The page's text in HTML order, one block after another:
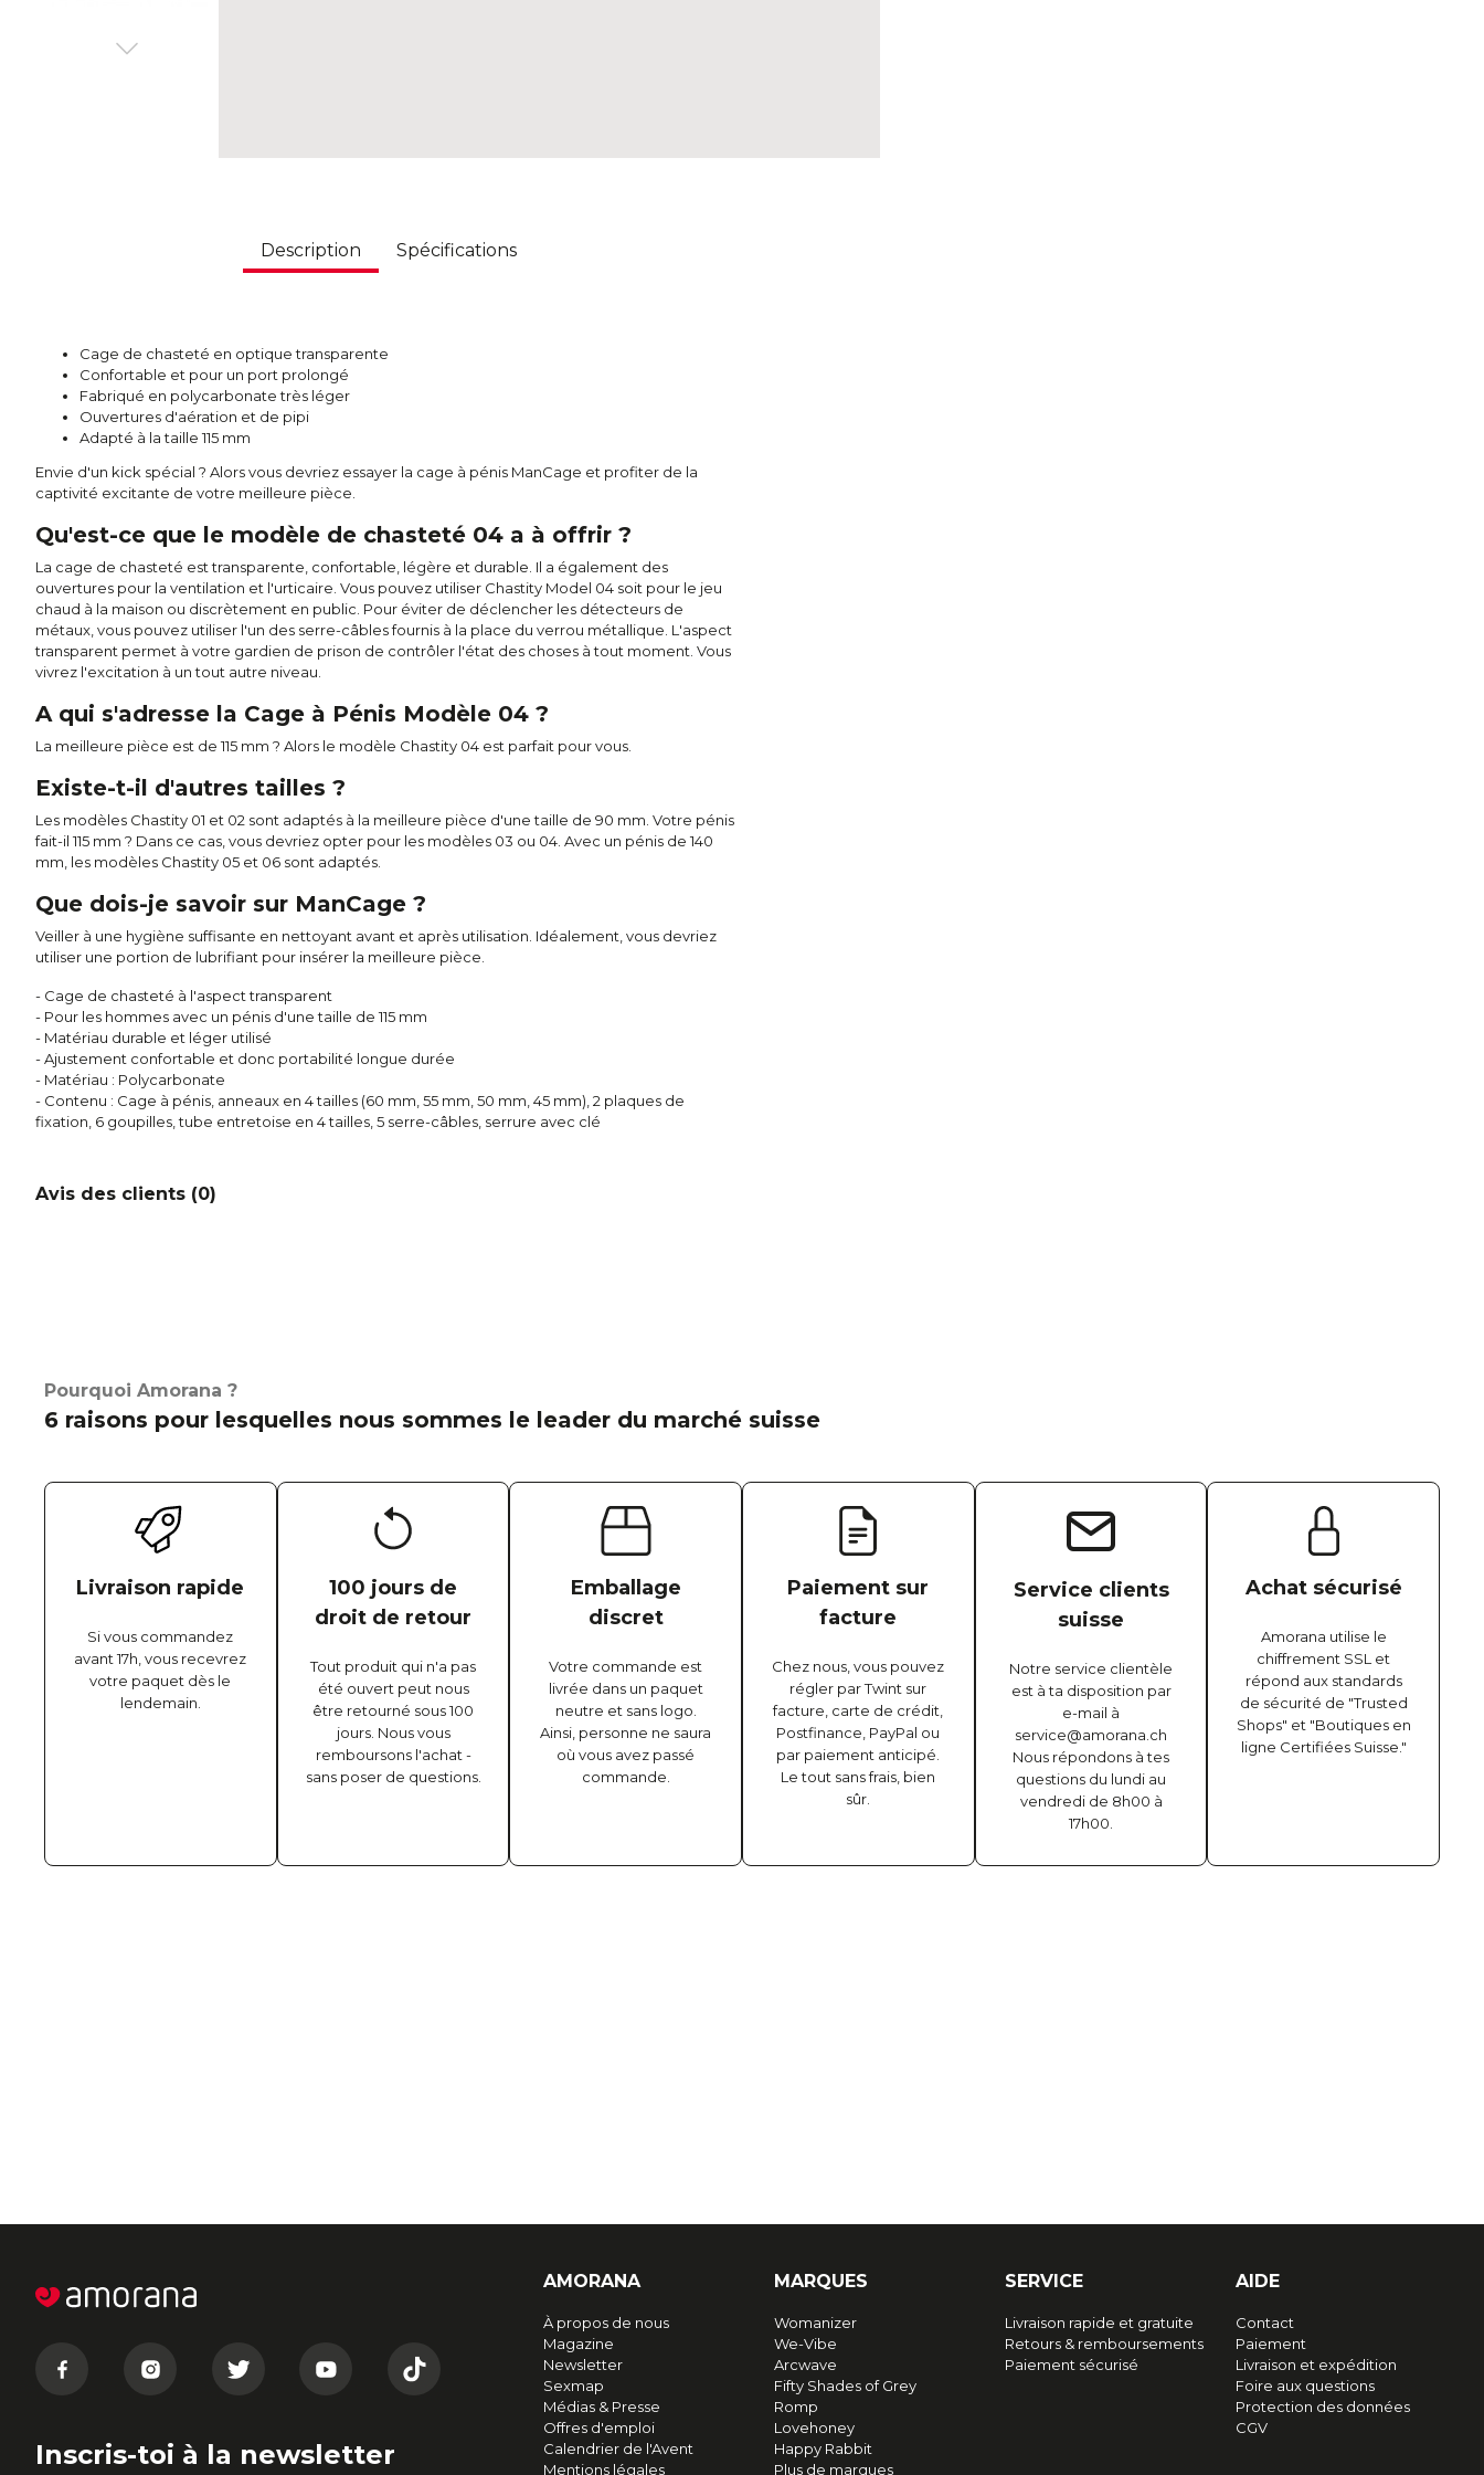
Description Spécifications
Cage de chasteté en optique transparente
Confortable et pour un port prolongé
Fabriqué en polycarbonate très léger
Ouvertures d'aération et de pipi
Adapté à la taille 115 mm
Envie d'un kick spécial ? Alors vous devriez essayer la cage à pénis ManCage et profiter de la
captivité excitante de votre meilleure pièce.
Qu'est-ce que le modèle de chasteté 04 a à offrir ?
La cage de chasteté est transparente, confortable, légère et durable. Il a également des
ouvertures pour la ventilation et l'urticaire. Vous pouvez utiliser Chastity Model 04 soit pour le jeu
chaud à la maison ou discrètement en public. Pour éviter de déclencher les détecteurs de
métaux, vous pouvez utiliser l'un des serre-câbles fournis à la place du verrou métallique. L'aspect
transparent permet à votre gardien de prison de contrôler l'état des choses à tout moment. Vous
vivrez l'excitation à un tout autre niveau.
A qui s'adresse la Cage à Pénis Modèle 04 ?
La meilleure pièce est de 115 mm ? Alors le modèle Chastity 04 est parfait pour vous.
Existe-t-il d'autres tailles ?
Les modèles Chastity 01 et 02 sont adaptés à la meilleure pièce d'une taille de 90 mm. Votre pénis
fait-il 115 mm ? Dans ce cas, vous devriez opter pour les modèles 03 ou 04. Avec un pénis de 140
mm, les modèles Chastity 05 et 06 sont adaptés.
Que dois-je savoir sur ManCage ?
Veiller à une hygiène suffisante en nettoyant avant et après utilisation. Idéalement, vous devriez
utiliser une portion de lubrifiant pour insérer la meilleure pièce.
- Cage de chasteté à l'aspect transparent
- Pour les hommes avec un pénis d'une taille de 115 mm
- Matériau durable et léger utilisé
- Ajustement confortable et donc portabilité longue durée
- Matériau : Polycarbonate
- Contenu : Cage à pénis, anneaux en 4 tailles (60 mm, 55 mm, 50 mm, 45 mm), 2 plaques de
fixation, 6 goupilles, tube entretoise en 4 tailles, 5 serre-câbles, serrure avec clé
Avis des clients (0)
Pourquoi Amorana ?
6 raisons pour lesquelles nous sommes le leader du marché suisse
Livraison rapide
Si vous commandez
avant 17h, vous recevrez
votre paquet dès le
lendemain.
100 jours de
droit de retour
Tout produit qui n'a pas
été ouvert peut nous
être retourné sous 100
jours. Nous vous
remboursons l'achat -
sans poser de questions.
Emballage
discret
Votre commande est
livrée dans un paquet
neutre et sans logo.
Ainsi, personne ne saura
où vous avez passé
commande.
Paiement sur
facture
Chez nous, vous pouvez
régler par Twint sur
facture, carte de crédit,
Postfinance, PayPal ou
par paiement anticipé.
Le tout sans frais, bien
sûr.
Service clients
suisse
Notre service clientèle
est à ta disposition par
e-mail à
service@amorana.ch
Nous répondons à tes
questions du lundi au
vendredi de 8h00 à
17h00.
Achat sécurisé
Amorana utilise le
chiffrement SSL et
répond aux standards
de sécurité de "Trusted
Shops" et "Boutiques en
ligne Certifiées Suisse."
Inscris-toi à la newsletter
AMORANA
À propos de nous
Magazine
Newsletter
Sexmap
Médias & Presse
Offres d'emploi
Calendrier de l'Avent
Mentions légales
MARQUES
Womanizer
We-Vibe
Arcwave
Fifty Shades of Grey
Romp
Lovehoney
Happy Rabbit
Plus de marques
SERVICE
Livraison rapide et gratuite
Retours & remboursements
Paiement sécurisé
AIDE
Contact
Paiement
Livraison et expédition
Foire aux questions
Protection des données
CGV